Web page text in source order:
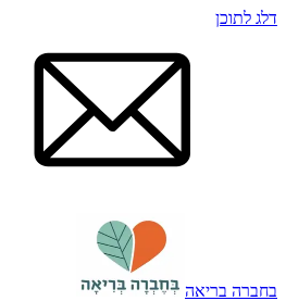
דלג לתוכן
בחברה בריאה